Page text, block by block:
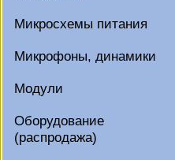
Микросхемы питания
Микрофоны, динамики
Модули
Оборудование
(распродажа)